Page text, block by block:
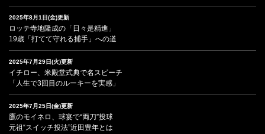
2025年8月1日(金)更新
ロッテ寺地隆成の「日々是精進」
19歳「打てて守れる捕手」への道
2025年7月29日(火)更新
イチロー、米殿堂式典で名スピーチ
「人生で3回目のルーキーを実感」
2025年7月25日(金)更新
鷹のモイネロ、球宴で“両刀”投球
元祖“スイッチ投法”近田豊年とは